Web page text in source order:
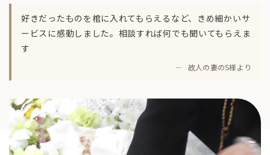
好きだったものを棺に入れてもらえるなど、きめ細かいサ
ービスに感動しました。相談すれば何でも聞いてもらえま
す
－ 故人の妻のS様より